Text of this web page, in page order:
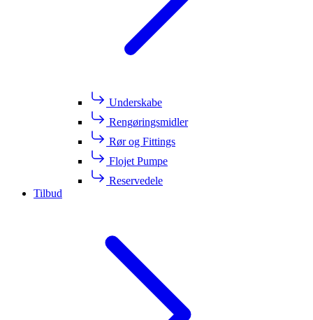
Underskabe
Rengøringsmidler
Rør og Fittings
Flojet Pumpe
Reservedele
Tilbud